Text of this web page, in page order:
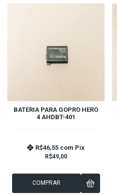
BATERIA PARA GOPRO HERO
4 AHDBT-401
R$49,00
R$46,55 com Pix
COMPRAR